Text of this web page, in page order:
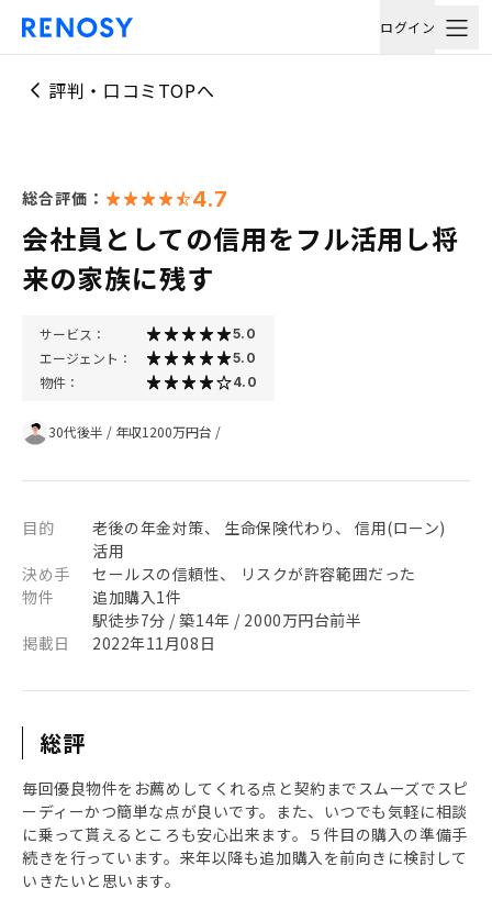
ログイン
評判・口コミTOPへ
総合評価： 4.7
会社員としての信用をフル活用し将
来の家族に残す
サービス： 5.0
エージェント： 5.0
物件： 4.0
30代後半 / 年収1200万円台 /
目的
老後の年金対策、 生命保険代わり、 信用(ローン)
活用
決め手
セールスの信頼性、 リスクが許容範囲だった
物件
追加購入1件
駅徒歩7分 / 築14年 / 2000万円台前半
掲載日
2022年11月08日
総評
毎回優良物件をお薦めしてくれる点と契約までスムーズでスピ
ーディーかつ簡単な点が良いです。また、いつでも気軽に相談
に乗って貰えるところも安心出来ます。５件目の購入の準備手
続きを行っています。来年以降も追加購入を前向きに検討して
いきたいと思います。